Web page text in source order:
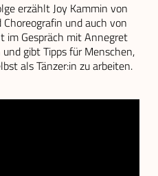
erzählt Joy Kammin von
Choreografin und auch von
im Gespräch mit Annegret
gibt Tipps für Menschen,
als Tänzer:in zu arbeiten.